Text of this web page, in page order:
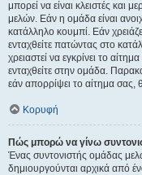
μπορεί να είναι κλειστές και
μελών. Εάν η ομάδα είναι
κατάλληλο κουμπί. Εάν
ενταχθείτε πατώντας στο
χρειαστεί να εγκρίνει το
ενταχθείτε στην ομάδα.
εάν απορρίψει το αίτημα σας,
Κορυφή
Πώς μπορώ να γίνω
Ένας συντονιστής ομάδας
δημιουργούνται αρχικά από